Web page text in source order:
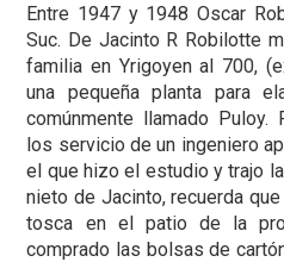
Entre 1947 y 1948 Oscar
Suc. De Jacinto R Robilotte
familia en Yrigoyen al 700,
una pequeña planta para
comúnmente llamado Puloy.
los servicio de un ingeniero
el que hizo el estudio y trajo
nieto de Jacinto, recuerda
tosca en el patio de la
comprado las bolsas de